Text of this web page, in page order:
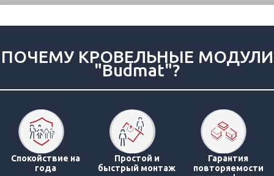
ПОЧЕМУ КРОВЕЛЬНЫЕ МОДУЛИ
"Budmat"?
Спокойствие на
года
Простой и
быстрый монтаж
Гарантия
повторяемости